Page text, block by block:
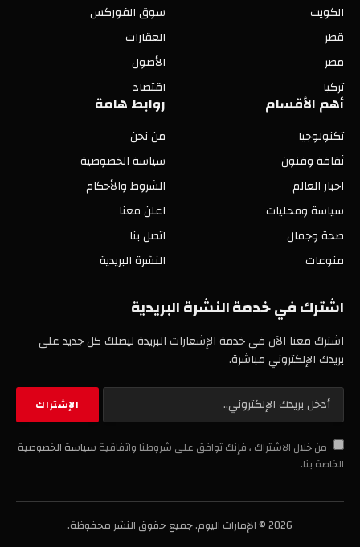
الكويت
قطر
مصر
تركيا
سوق الفوركس
العقارات
الأصول
اقتصاد
أهم الأقسام
تكنولوجيا
ثقافة وفنون
اخبار العالم
سياسة ومحليات
صحة وجمال
منوعات
روابط هامة
من نحن
سياسة الخصوصية
الشروط والأحكام
اعلن معنا
اتصل بنا
النشرة البريدية
اشترك في خدمة النشرة البريدية
اشترك معنا الآن في خدمة الإشعارات البريدة ليصلك كل جديد على
بريدك الإلكتروني مباشرة.
من خلال الاشتراك ، فإنك توافق على شروطنا واتفاقية سياسة الخصوصية
الخاصة بنا.
2026 © الإمارات اليوم. جميع حقوق النشر محفوظة.